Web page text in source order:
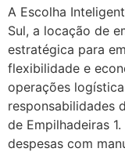
A Escolha
Sul, a locação de
estratégica para
flexibilidade e
operações
responsabilidades
de Empilhadeiras
despesas com